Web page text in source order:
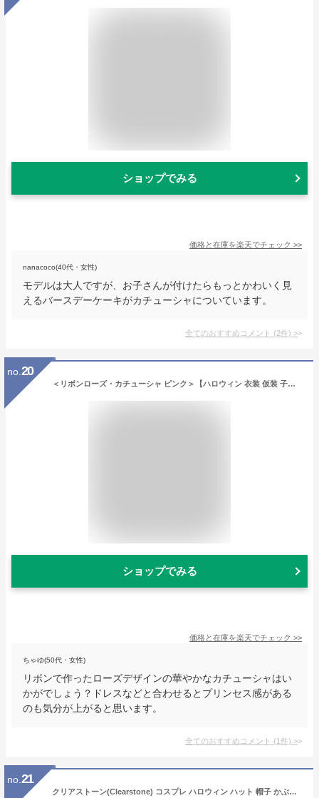
ショップでみる
価格と在庫を楽天でチェック >>
nanacoco(40代・女性)
モデルは大人ですが、お子さんが付けたらもっとかわいく見
えるバースデーケーキがカチューシャについています。
全てのおすすめコメント (2件) >
no. 20
＜リボンローズ・カチューシャ ピンク＞【ハロウィン 衣装 仮装 子供 コスチューム プリンセス 女の子】【HLS_DU】【カチューシャ リボン ヘア ヘアー アクセサリー キッズ 子供 バラ 薔薇 花 イベント アクセサリー お遊戯会 リトルプリンセスルーム】【クリスマス】
ショップでみる
価格と在庫を楽天でチェック >>
ちゃゆ(50代・女性)
リボンで作ったローズデザインの華やかなカチューシャはい
かがでしょう？ドレスなどと合わせるとプリンセス感がある
のも気分が上がると思います。
全てのおすすめコメント (1件) >
no. 21
クリアストーン(Clearstone) コスプレ ハロウィン ハット 帽子 かぶりもの 被り物 プティケーキハット ケーキハット 誕生日 バースデー ハッピーバースデー ケーキ バースデーケーキ ユニセックス 大人 子供 ホワイト 衣装 仮装 コスチューム